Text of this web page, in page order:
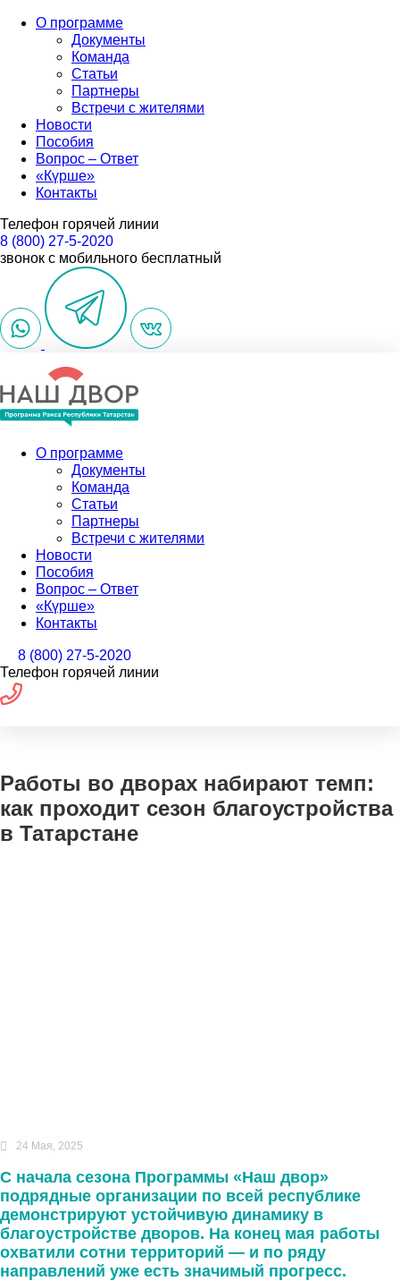
О программе
Документы
Команда
Статьи
Партнеры
Встречи с жителями
Новости
Пособия
Вопрос – Ответ
«Күрше»
Контакты
Телефон горячей линии
8 (800) 27-5-2020
звонок с мобильного бесплатный
О программе
Документы
Команда
Статьи
Партнеры
Встречи с жителями
Новости
Пособия
Вопрос – Ответ
«Күрше»
Контакты
8 (800) 27-5-2020
Телефон горячей линии
Работы во дворах набирают темп:
как проходит сезон благоустройства
в Татарстане
24 Мая, 2025
С начала сезона Программы «Наш двор»
подрядные организации по всей республике
демонстрируют устойчивую динамику в
благоустройстве дворов. На конец мая работы
охватили сотни территорий — и по ряду
направлений уже есть значимый прогресс.